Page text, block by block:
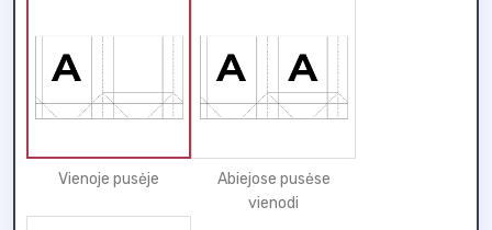
Vienoje pusėje
Abiejose pusėse
vienodi